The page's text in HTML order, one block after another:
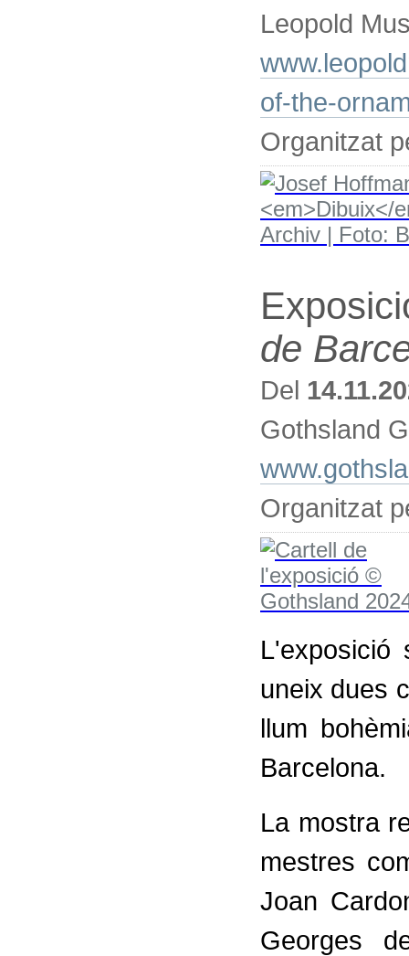
Leopold
of-the-
Organitzat
de
Del
Gothsland
Organitzat
L'exposició
uneix dues
llum
Barcelona.
La mostra
mestres
Joan
Georges